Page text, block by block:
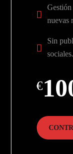
nuevas
Sin
sociales.
€